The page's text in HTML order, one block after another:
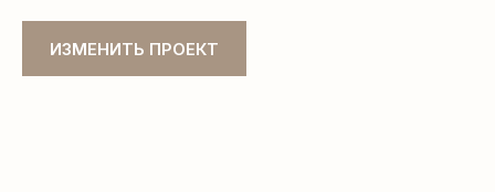
ИЗМЕНИТЬ ПРОЕКТ
c индивидуальным расчетом
стоимости строительства
ПРЕЗЕНТАЦИЯ ДОМА